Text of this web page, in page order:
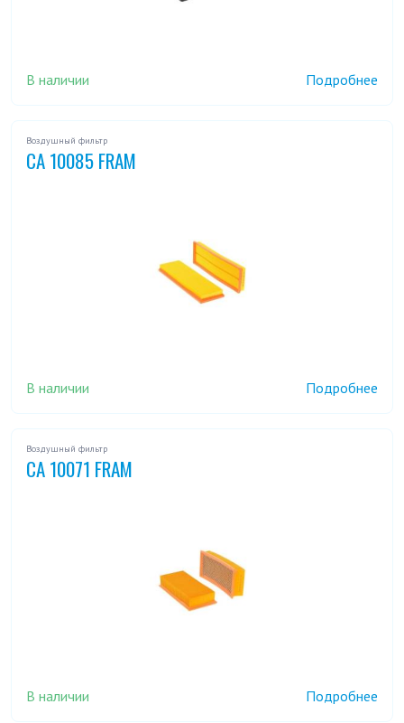
В наличии Подробнее
Воздушный фильтр
CA 10085 FRAM
В наличии Подробнее
Воздушный фильтр
CA 10071 FRAM
В наличии Подробнее